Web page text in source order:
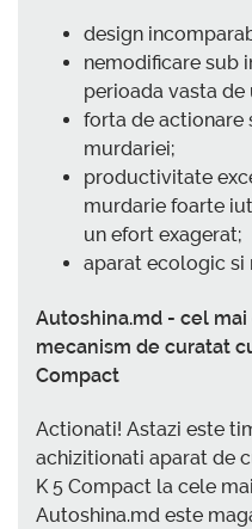
design
nemodificare sub
perioada vasta de
forta de actionare
murdariei;
productivitate
murdarie foarte
un efort exagerat;
aparat ecologic si
Autoshina.md - cel
mecanism de curatat
Compact
Actionati! Astazi este
achizitionati aparat de
K 5 Compact la cele
Autoshina.md este